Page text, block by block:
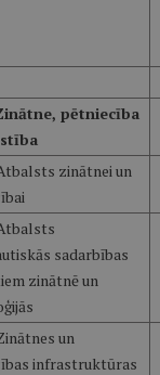
pētniecība
zinātnei un
sadarbības
zinātnē un
un
infrastruktūras